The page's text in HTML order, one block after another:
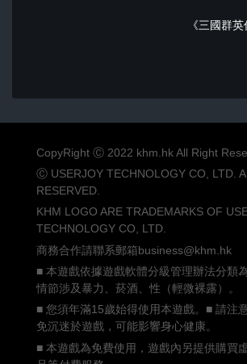
《三國群
CopyRight Ⓒ 2022 khm.hk All Right
Ⓒ USERJOY TECHNOLOGY CO, LTD.
RESERVED.
KHM LOGO ARE TRADEMARKS OF
TECHNOLOGY CO, LTD.
商務合作請聯系郵箱business@khm.hk
■ 本遊戲依據遊戲軟體分級管理辦法分類
情節涉及暴力、菸酒、性（輕微裸露）。
■ 您須年滿15歲始得使用本遊戲。■ 請注
免沉迷於遊戲，可能影響身心健康。
■ 本遊戲為免費使用，遊戲內另提供購買